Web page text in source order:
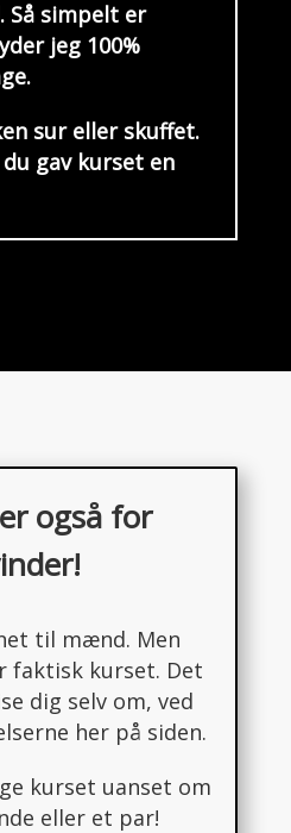
Så simpelt er
jeg 100%
sur eller skuffet.
gav kurset en
også for
til mænd. Men
faktisk kurset. Det
dig selv om, ved
her på siden.
kurset uanset om
eller et par!